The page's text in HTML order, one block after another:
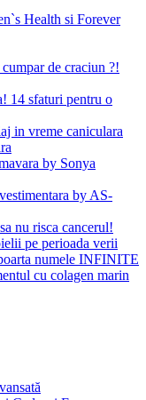
Health si Forever
de craciun ?!
14 sfaturi pentru o
in vreme caniculara
by Sonya
by AS-
nu risca cancerul!
pe perioada verii
numele INFINITE
cu colagen marin